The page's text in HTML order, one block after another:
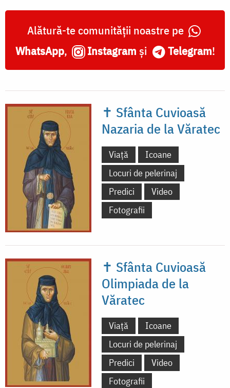
Alătură-te comunității noastre pe
WhatsApp, Instagram și Telegram!
✝ Sfânta Cuvioasă
Nazaria de la Văratec
Viață
Icoane
Locuri de pelerinaj
Predici
Video
Fotografii
✝ Sfânta Cuvioasă
Olimpiada de la
Văratec
Viață
Icoane
Locuri de pelerinaj
Predici
Video
Fotografii